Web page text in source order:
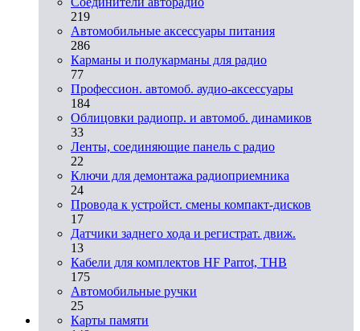
219
Автомобильные аксессуары питания
286
Карманы и полукарманы для радио
77
Профессион. автомоб. аудио-аксессуары
184
Облицовки радиопр. и автомоб. динамиков
33
Ленты, соединяющие панель с радио
22
Ключи для демонтажа радиоприемника
24
Провода к устройст. смены компакт-дисков
17
Датчики заднего хода и регистрат. движ.
13
Кабели для комплектов HF Parrot, THB
175
Автомобильные ручки
25
Карты памяти